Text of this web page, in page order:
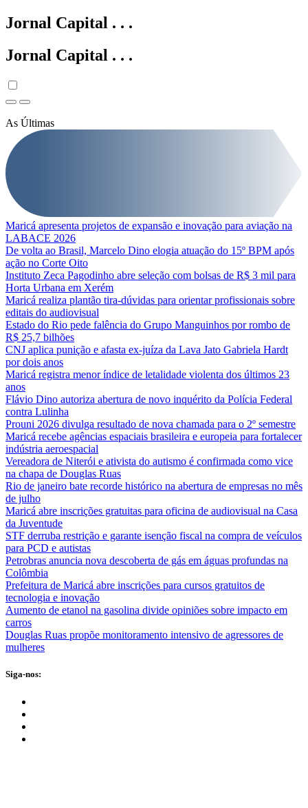
Jornal Capital . . .
Jornal Capital . . .
As Últimas
Maricá apresenta projetos de expansão e inovação para aviação na
LABACE 2026
De volta ao Brasil, Marcelo Dino elogia atuação do 15º BPM após
ação no Corte Oito
Instituto Zeca Pagodinho abre seleção com bolsas de R$ 3 mil para
Horta Urbana em Xerém
Maricá realiza plantão tira-dúvidas para orientar profissionais sobre
editais do audiovisual
Estado do Rio pede falência do Grupo Manguinhos por rombo de
R$ 25,7 bilhões
CNJ aplica punição e afasta ex-juíza da Lava Jato Gabriela Hardt
por dois anos
Maricá registra menor índice de letalidade violenta dos últimos 23
anos
Flávio Dino autoriza abertura de novo inquérito da Polícia Federal
contra Lulinha
Prouni 2026 divulga resultado de nova chamada para o 2º semestre
Maricá recebe agências espaciais brasileira e europeia para fortalecer
indústria aeroespacial
Vereadora de Niterói e ativista do autismo é confirmada como vice
na chapa de Douglas Ruas
Rio de janeiro bate recorde histórico na abertura de empresas no mês
de julho
Maricá abre inscrições gratuitas para oficina de audiovisual na Casa
da Juventude
STF derruba restrição e garante isenção fiscal na compra de veículos
para PCD e autistas
Petrobras anuncia nova descoberta de gás em águas profundas na
Colômbia
Prefeitura de Maricá abre inscrições para cursos gratuitos de
tecnologia e inovação
Aumento de etanol na gasolina divide opiniões sobre impacto em
carros
Douglas Ruas propõe monitoramento intensivo de agressores de
mulheres
Siga-nos: